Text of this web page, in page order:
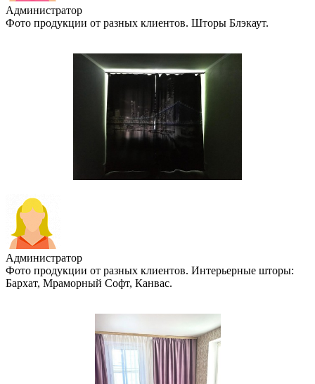
Администратор
Фото продукции от разных клиентов. Шторы Блэкаут.
Администратор
Фото продукции от разных клиентов. Интерьерные шторы:
Бархат, Мраморный Софт, Канвас.